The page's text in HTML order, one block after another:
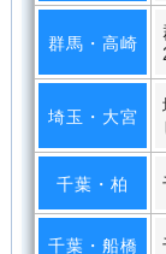
群馬・高崎
埼玉・大宮
千葉・柏
千葉・船橋